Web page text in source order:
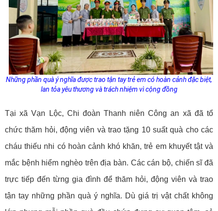
Những phần quà ý nghĩa được trao tận tay trẻ em có hoàn cảnh đặc biệt,
lan tỏa yêu thương và trách nhiệm vì cộng đồng
Tại xã Vạn Lộc, Chi đoàn Thanh niên Công an xã đã tổ
chức thăm hỏi, động viên và trao tặng 10 suất quà cho các
cháu thiếu nhi có hoàn cảnh khó khăn, trẻ em khuyết tật và
mắc bệnh hiểm nghèo trên địa bàn. Các cán bộ, chiến sĩ đã
trực tiếp đến từng gia đình để thăm hỏi, động viên và trao
tận tay những phần quà ý nghĩa. Dù giá trị vật chất không